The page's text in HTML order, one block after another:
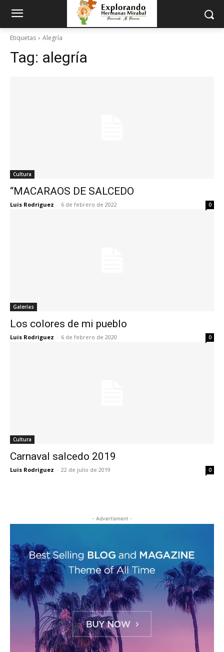
Etiquetas Alegría
Tag: alegría
Cultura
“MACARAOS DE SALCEDO
Luis Rodriguez - 6 de febrero de 2022 0
Galerías
Los colores de mi pueblo
Luis Rodriguez - 6 de febrero de 2020 0
Cultura
Carnaval salcedo 2019
Luis Rodriguez - 22 de julio de 2019 0
- Advertisment -